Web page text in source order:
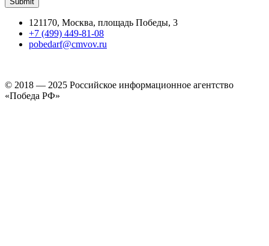
121170, Москва, площадь Победы, 3
+7 (499) 449-81-08
pobedarf@cmvov.ru
© 2018 — 2025 Российское информационное агентство
«Победа РФ»